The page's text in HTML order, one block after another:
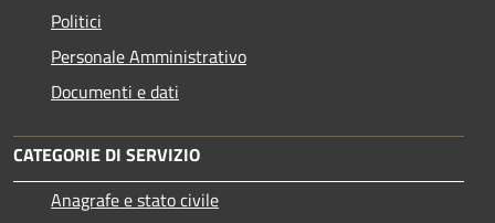
Politici
Personale Amministrativo
Documenti e dati
CATEGORIE DI SERVIZIO
Anagrafe e stato civile